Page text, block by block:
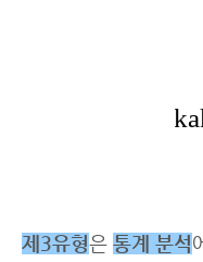
제3유형은 통계 분석